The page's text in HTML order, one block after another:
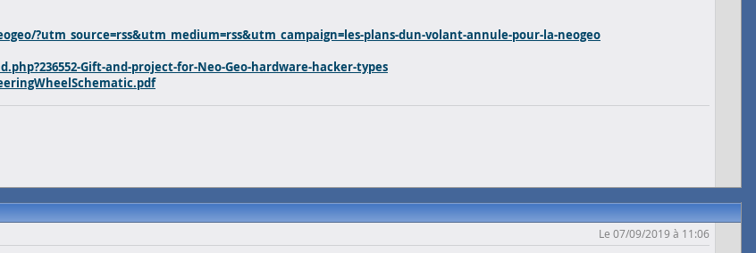
?utm_source=rss&utm_medium=rss&utm_campaign=les-plans-dun-volant-annule-pour-la-neogeo
Gift-and-project-for-Neo-Geo-hardware-hacker-types
Le 07/09/2019 à 11:06